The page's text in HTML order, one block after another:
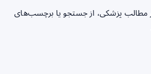
مطالب پزشکی، از جستجو یا برچسب‌های